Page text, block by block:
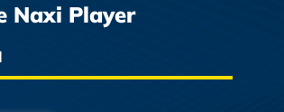
Naxi Player